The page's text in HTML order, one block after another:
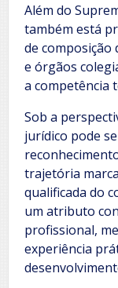
Além do
também está
de
e órgãos
a competência
Sob a
jurídico pode
trajetória
qualificada do
um atributo
profissional,
experiência